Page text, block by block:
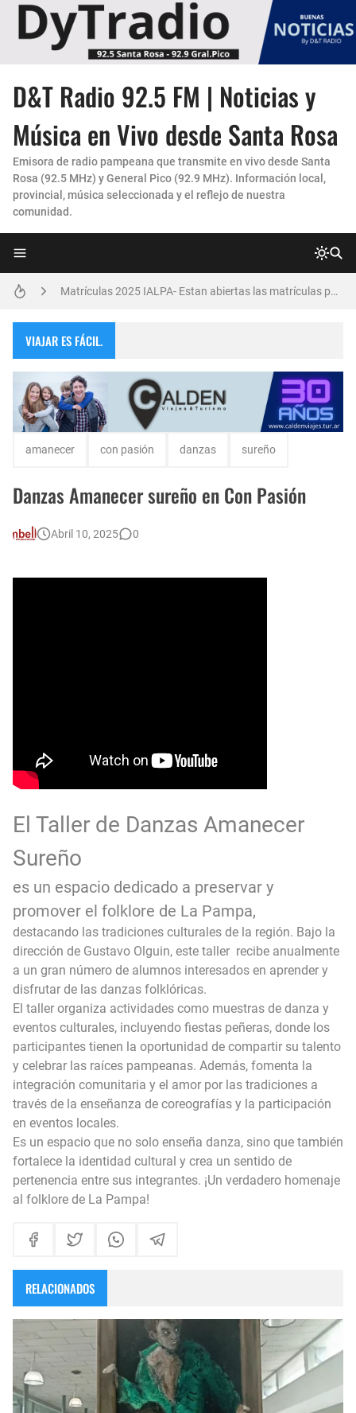
D&T Radio 92.5 FM | Noticias y
Música en Vivo desde Santa Rosa
Emisora de radio pampeana que transmite en vivo desde Santa
Rosa (92.5 MHz) y General Pico (92.9 MHz). Información local,
provincial, música seleccionada y el reflejo de nuestra
comunidad.
Un Faro de Cuidado para Nuestros Mayores
Invitación Taller “Padres preparados, hijos con carácter”
Danzas Amanecer sureño en Con Pasión
Vicky Fleck presenta su primer trabajo musical AMENA...
Matrículas 2025 IALPA- Estan abiertas las matrículas para Jardin de Infantes.
Salud Publica en La Pampa, es cosa seria..
VIAJAR ES FÁCIL.
amanecer con pasión danzas sureño
Danzas Amanecer sureño en Con Pasión
Abril 10, 2025 0
El Taller de Danzas Amanecer
Sureño
es un espacio dedicado a preservar y
promover el folklore de La Pampa,
destacando las tradiciones culturales de la región. Bajo la
dirección de Gustavo Olguin, este taller recibe anualmente
a un gran número de alumnos interesados en aprender y
disfrutar de las danzas folklóricas.
El taller organiza actividades como muestras de danza y
eventos culturales, incluyendo fiestas peñeras, donde los
participantes tienen la oportunidad de compartir su talento
y celebrar las raíces pampeanas. Además, fomenta la
integración comunitaria y el amor por las tradiciones a
través de la enseñanza de coreografías y la participación
en eventos locales.
Es un espacio que no solo enseña danza, sino que también
fortalece la identidad cultural y crea un sentido de
pertenencia entre sus integrantes. ¡Un verdadero homenaje
al folklore de La Pampa!
RELACIONADOS